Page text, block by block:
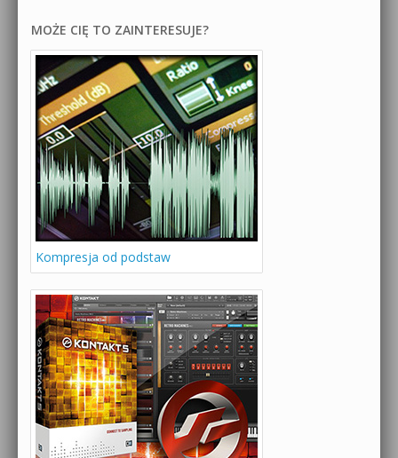
MOŻE CIĘ TO ZAINTERESUJE?
Kompresja od podstaw